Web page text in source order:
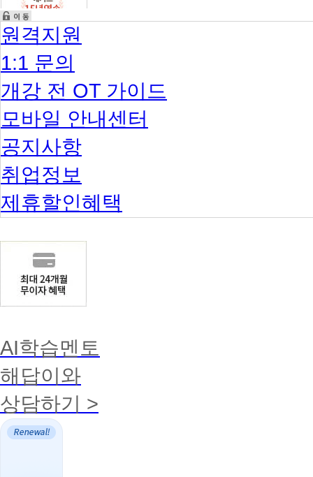
원격지원
1:1 문의
개강 전 OT 가이드
모바일 안내센터
공지사항
취업정보
제휴할인혜택
AI학습멘토
해답이와
상담하기 >